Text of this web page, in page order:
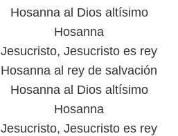
Hosanna al Dios altísimo
Hosanna
Jesucristo, Jesucristo es rey
Hosanna al rey de salvación
Hosanna al Dios altísimo
Hosanna
Jesucristo, Jesucristo es rey